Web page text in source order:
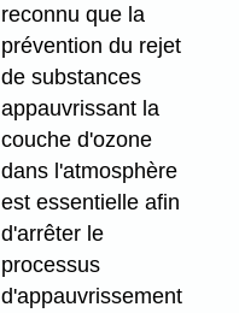
reconnu que la
prévention du rejet
de substances
appauvrissant la
couche d'ozone
dans l'atmosphère
est essentielle afin
d'arrêter le
processus
d'appauvrissement